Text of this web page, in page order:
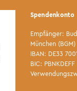
Spendenkonto
Empfänger:
München (BGM)
IBAN: DE33
BIC: PBNKDEFF